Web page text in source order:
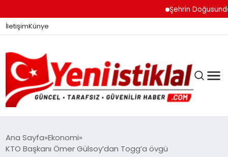
Şehrin Doğusundan
İletişimKünye
Ana Sayfa Ekonomi
KTO Başkanı Ömer Gülsoy’dan Togg’a övgü